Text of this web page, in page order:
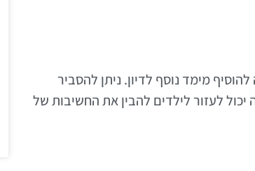
מימד נוסף לדיון. ניתן להסביר
לעזור לילדים להבין את החשיבות של